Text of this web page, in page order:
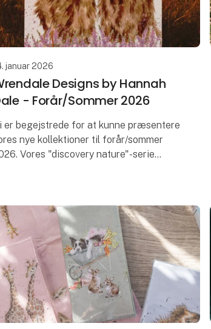
januar 2026
Designs by Hannah
- Forår/Sommer 2026
er begejstrede for at kunne præsentere
nye kollektioner til forår/sommer
Vores "discovery nature"-serie